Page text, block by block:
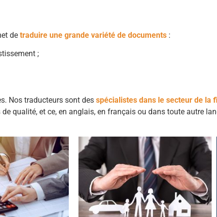
de traduire une grande variété de documents :
;
Nos traducteurs sont des spécialistes dans le secteur de la
qualité, et ce, en anglais, en français ou dans toute autre